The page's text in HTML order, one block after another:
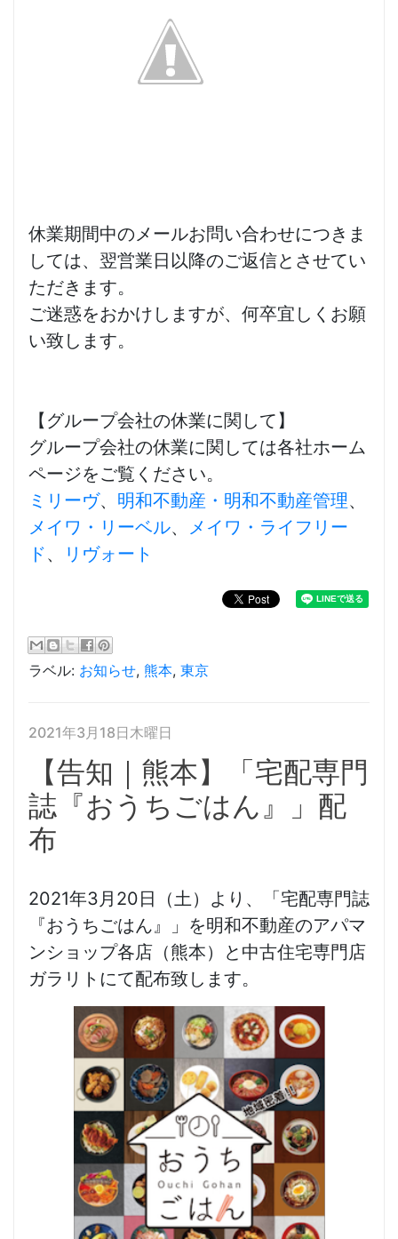
休業期間中のメールお問い合わせにつきま
しては、翌営業日以降のご返信とさせてい
ただきます。
ご迷惑をおかけしますが、何卒宜しくお願
い致します。
【グループ会社の休業に関して】
グループ会社の休業に関しては各社ホーム
ページをご覧ください。
ミリーヴ、 明和不動産・明和不動産管理、
メイワ・リーベル、 メイワ・ライフリー
ド、 リヴォート
ラベル: お知らせ, 熊本, 東京
2021年3月18日木曜日
【告知｜熊本】「宅配専門
誌『おうちごはん』」配
布
2021年3月20日（土）より、「宅配専門誌
『おうちごはん』」を明和不動産のアパマ
ンショップ各店（熊本）と中古住宅専門店
ガラリトにて配布致します。